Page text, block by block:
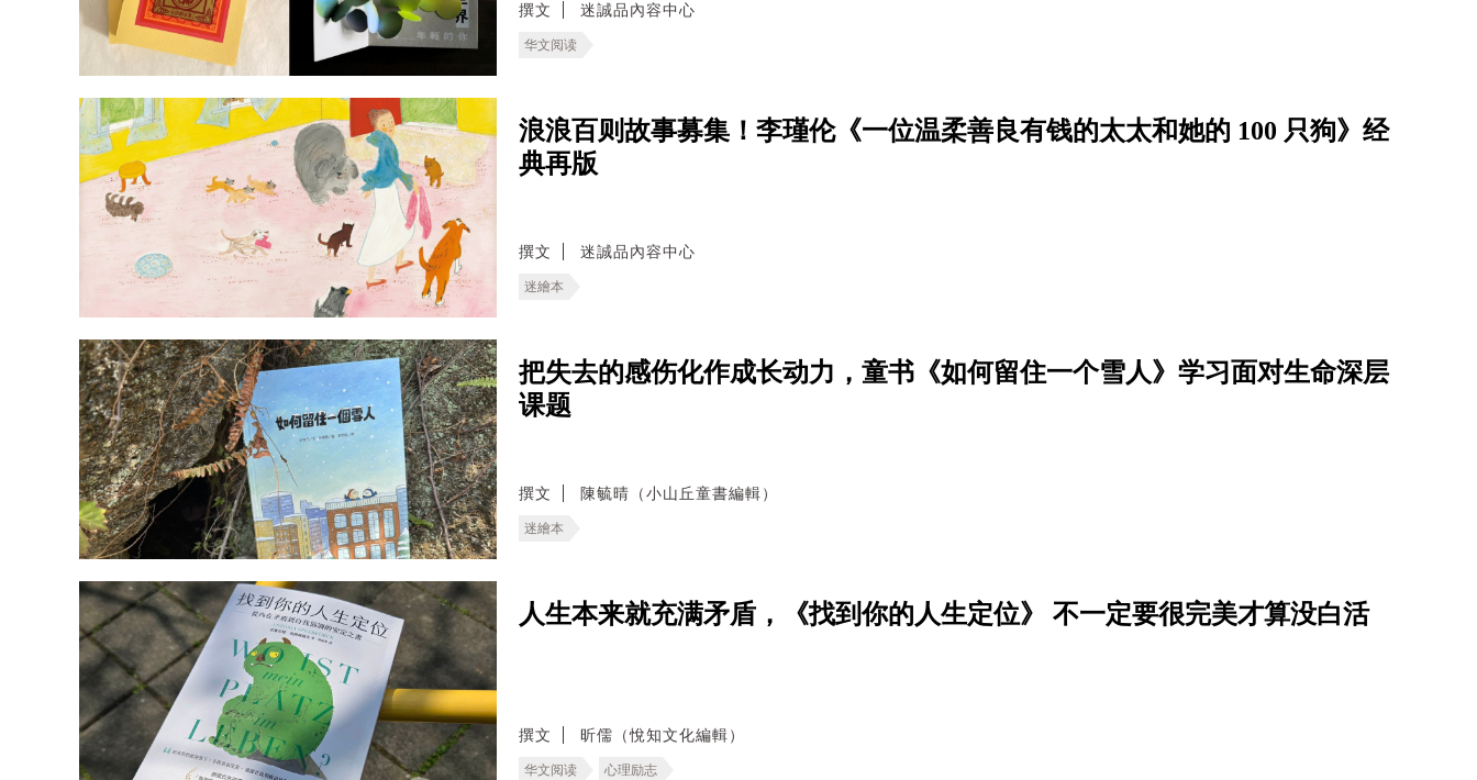
撰文 迷誠品內容中心
华文阅读
浪浪百则故事募集！李瑾伦《一位温柔善良有钱的太太和她的 100 只狗》经
典再版
撰文 迷誠品內容中心
迷繪本
把失去的感伤化作成长动力，童书《如何留住一个雪人》学习面对生命深层
课题
撰文 陳毓晴（小山丘童書編輯）
迷繪本
人生本来就充满矛盾，《找到你的人生定位》 不一定要很完美才算没白活
撰文 昕儒（悅知文化編輯）
华文阅读 心理励志